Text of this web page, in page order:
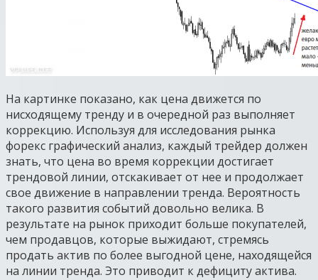
На картинке показано, как цена движется по
нисходящему тренду и в очередной раз выполняет
коррекцию. Используя для исследования рынка
форекс графический анализ, каждый трейдер должен
знать, что цена во время коррекции достигает
трендовой линии, отскакивает от нее и продолжает
свое движение в направлении тренда. Вероятность
такого развития событий довольно велика. В
результате на рынок приходит больше покупателей,
чем продавцов, которые выжидают, стремясь
продать актив по более выгодной цене, находящейся
на линии тренда. Это приводит к дефициту актива.